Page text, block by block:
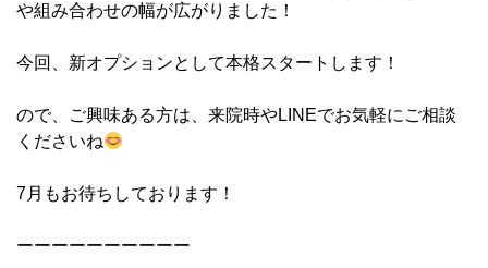
や組み合わせの幅が広がりました！
今回、新オプションとして本格スタートします！
ので、ご興味ある方は、来院時やLINEでお気軽にご相談
くださいね
7月もお待ちしております！
ーーーーーーーーーー